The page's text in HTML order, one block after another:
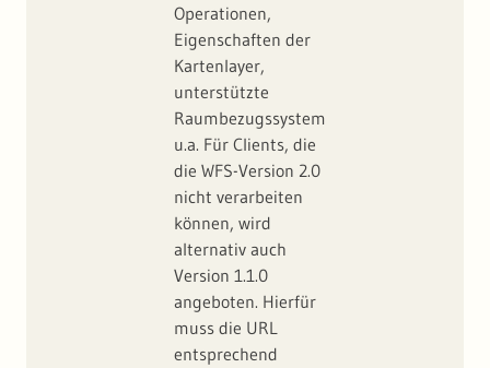
Operationen,
Eigenschaften der
Kartenlayer,
unterstützte
Raumbezugssystem
u.a. Für Clients, die
die WFS-Version 2.0
nicht verarbeiten
können, wird
alternativ auch
Version 1.1.0
angeboten. Hierfür
muss die URL
entsprechend